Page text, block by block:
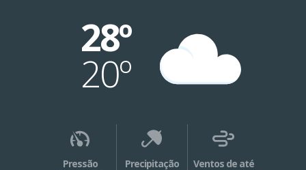
28º
20º
Pressão
Precipitação
Ventos de até